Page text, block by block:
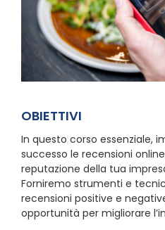
OBIETTIVI
In questo corso essenziale,
successo le recensioni
reputazione della tua
Forniremo strumenti e
recensioni positive e
opportunità per migliorare